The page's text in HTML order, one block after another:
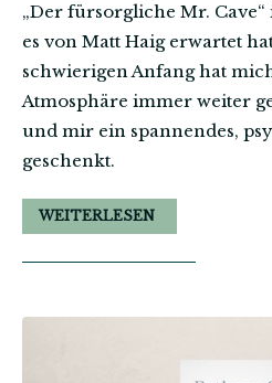
„Der fürsorgliche Mr. Cave“
es von Matt Haig erwartet
schwierigen Anfang hat
Atmosphäre immer weiter
und mir ein spannendes,
geschenkt.
WEITERLESEN